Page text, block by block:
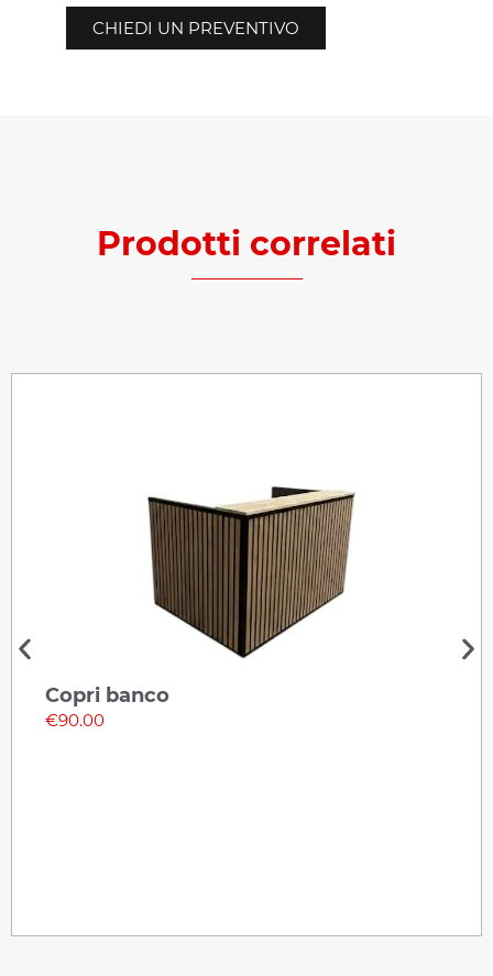
CHIEDI UN PREVENTIVO
Prodotti correlati